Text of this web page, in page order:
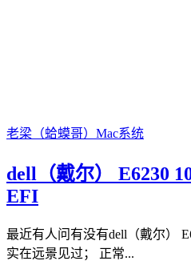
老梁（蛤蟆哥） Mac系统
dell（戴尔） E6230
EFI
最近有人问有没有dell（戴尔）
实在远景见过； 正常...